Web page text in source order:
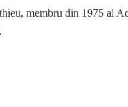
membru din 1975 al